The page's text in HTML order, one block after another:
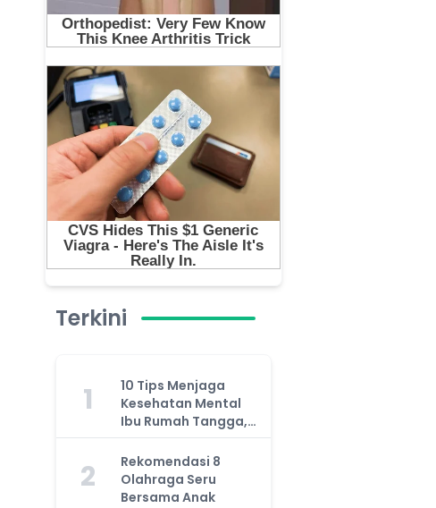
Terkini
1
10 Tips Menjaga
Kesehatan Mental
Ibu Rumah Tangga,
Jangan Anggap
Remeh!
2
Rekomendasi 8
Olahraga Seru
Bersama Anak